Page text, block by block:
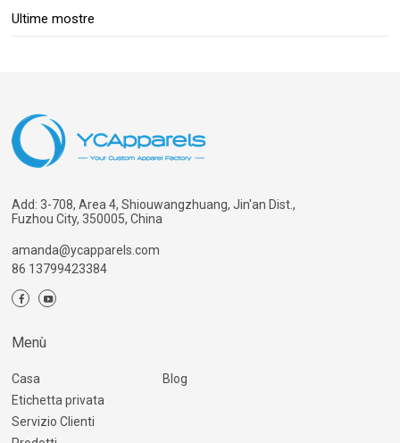
Ultime mostre
Add: 3-708, Area 4, Shiouwangzhuang, Jin'an Dist.,
Fuzhou City, 350005, China
amanda@ycapparels.com
86 13799423384
Menù
Casa
Etichetta privata
Servizio Clienti
Blog